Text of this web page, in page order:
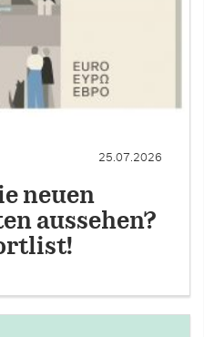
25.07.2026
neuen
aussehen?